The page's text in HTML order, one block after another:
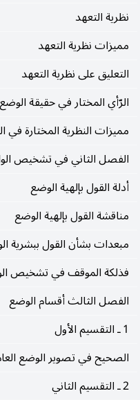
نظرية التعهد
مميزات نظرية التعهد
التعليق على نظرية التعهد
الرّأي المختار في حقيقة الوضع
مميزات النظرية المختارة في
الفصل الثاني في تشخيص
أدلة القول بإلهية الوضع
مناقشة القول بإلهية الوضع
مبعدات بشأن القول ببشرية
فذلكة الموقف في تشخيص
الفصل الثالث أقسام الوضع
1 ـ التقسيم الأول
الصحيح في تصوير الوضع
2 ـ التقسيم الثاني
بنفسها في طريق استنباط
من دون الحاجة إلى
أخرى إليها(٢) .
ثم أورد عليه
إلى نقضين رئيسيين :
الأول : النقض
تنقح إلا صغرى
حجية الظهور.
وأجاب عنه : بأن
مفروغ عن صحتها عند
أصولية.